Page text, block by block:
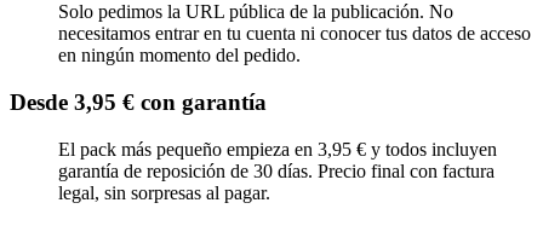
Solo pedimos la URL pública de la publicación. No
necesitamos entrar en tu cuenta ni conocer tus datos de acceso
en ningún momento del pedido.
Desde 3,95 € con garantía
El pack más pequeño empieza en 3,95 € y todos incluyen
garantía de reposición de 30 días. Precio final con factura
legal, sin sorpresas al pagar.